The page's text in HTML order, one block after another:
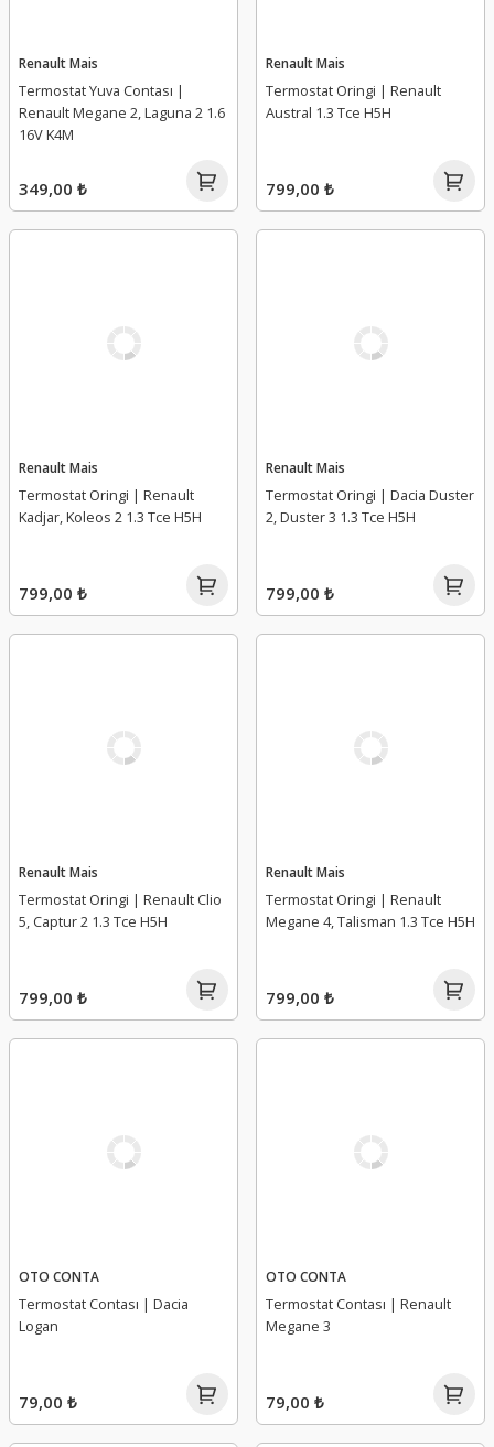
Renault Mais
Termostat Yuva Contası |
Renault Megane 2, Laguna 2 1.6
16V K4M
349,00 ₺
Renault Mais
Termostat Oringi | Renault
Austral 1.3 Tce H5H
799,00 ₺
Renault Mais
Termostat Oringi | Renault
Kadjar, Koleos 2 1.3 Tce H5H
799,00 ₺
Renault Mais
Termostat Oringi | Dacia Duster
2, Duster 3 1.3 Tce H5H
799,00 ₺
Renault Mais
Termostat Oringi | Renault Clio
5, Captur 2 1.3 Tce H5H
799,00 ₺
Renault Mais
Termostat Oringi | Renault
Megane 4, Talisman 1.3 Tce H5H
799,00 ₺
OTO CONTA
Termostat Contası | Dacia
Logan
79,00 ₺
OTO CONTA
Termostat Contası | Renault
Megane 3
79,00 ₺